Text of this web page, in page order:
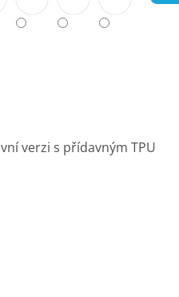
verzi s přídavným TPU